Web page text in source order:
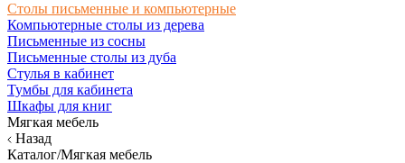
Столы письменные и компьютерные
Компьютерные столы из дерева
Письменные из сосны
Письменные столы из дуба
Стулья в кабинет
Тумбы для кабинета
Шкафы для книг
Мягкая мебель
Назад
Каталог/Мягкая мебель